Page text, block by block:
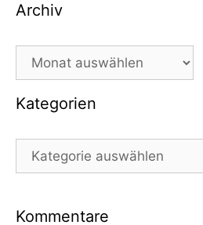
Archiv
Archiv
Kategorien
Kategorien
Kommentare